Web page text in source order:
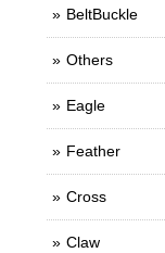
BeltBuckle
Others
Eagle
Feather
Cross
Claw